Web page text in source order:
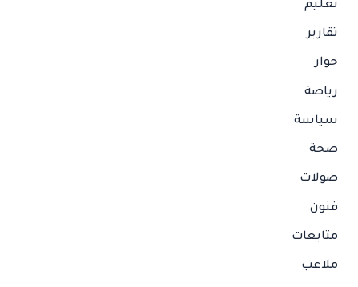
تعليم
تقارير
حوار
رياضة
سياسة
صحة
صولات
فنون
متابعات
ملاعب